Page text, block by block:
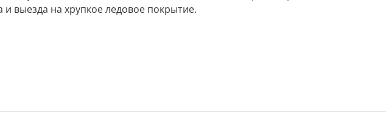
выезда на хрупкое ледовое покрытие.